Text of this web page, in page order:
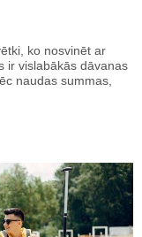
ko nosvinēt ar
ir vislabākās dāvanas
naudas summas,